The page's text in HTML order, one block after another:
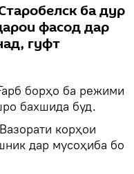
ба дур
фасод дар
гуфт
борҳо ба режими
бахшида буд.
корҳои
дар мусоҳиба бо